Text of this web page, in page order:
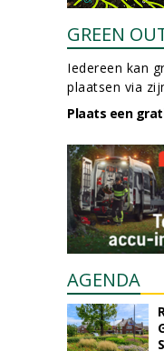
GREEN
Iedereen kan
plaatsen via
Plaats een
AGENDA